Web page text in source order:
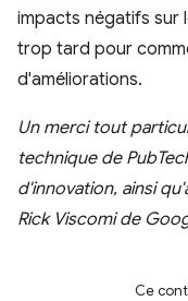
impacts négatifs sur
trop tard pour
d'améliorations.
Un merci tout
technique de
d'innovation, ainsi
Rick Viscomi de
Ce